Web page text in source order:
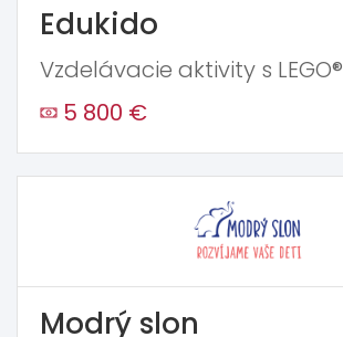
Edukido
Vzdelávacie aktivity s LEGO®
5 800 €
Modrý slon